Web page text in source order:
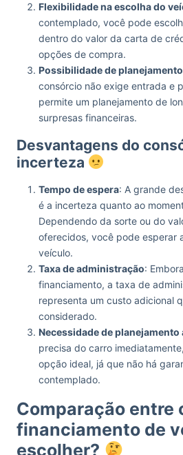
Flexibilidade na escolha do
contemplado, você pode
dentro do valor da carta de
opções de compra.
Possibilidade de
consórcio não exige entrada e
permite um planejamento de
surpresas financeiras.
Desvantagens do
incerteza
Tempo de espera: A grande
é a incerteza quanto ao
Dependendo da sorte ou do
oferecidos, você pode esperar
veículo.
Taxa de administração:
financiamento, a taxa de
representa um custo adicional
considerado.
Necessidade de planejamento
precisa do carro
opção ideal, já que não há
contemplado.
Comparação entre
financiamento de
escolher?